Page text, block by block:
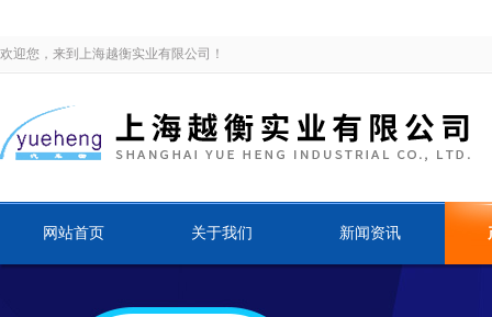
欢迎您，来到上海越衡实业有限公司！
网站首页 关于我们 新闻资讯